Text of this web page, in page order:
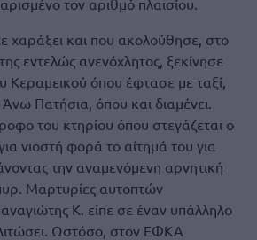
χαράξει και που ακολούθησε, στο
εντελώς ανενόχλητος, ξεκίνησε
Κεραμεικού όπου έφτασε με ταξί,
Πατήσια, όπου και διαμένει.
του κτηρίου όπου στεγάζεται ο
νιοστή φορά το αίτημά του για
την αναμενόμενη αρνητική
Μαρτυρίες αυτοπτών
Κ. είπε σε έναν υπάλληλο
Ωστόσο, στον ΕΦΚΑ